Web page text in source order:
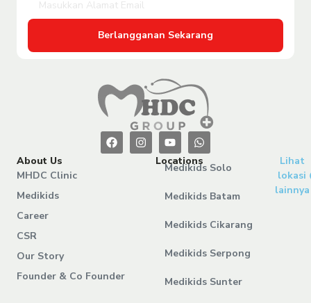
Berlangganan Sekarang
About Us
MHDC Clinic
Medikids
Career
CSR
Our Story
Founder & Co Founder
Locations
Medikids Solo
Medikids Batam
Medikids Cikarang
Medikids Serpong
Medikids Sunter
Lihat
lokasi
lainnya